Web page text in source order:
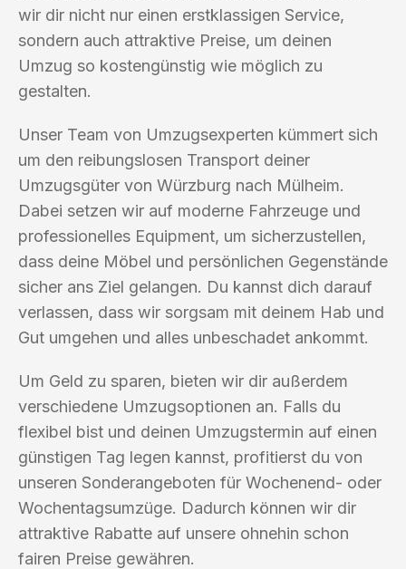
wir dir nicht nur einen erstklassigen Service,
sondern auch attraktive Preise, um deinen
Umzug so kostengünstig wie möglich zu
gestalten.
Unser Team von Umzugsexperten kümmert sich
um den reibungslosen Transport deiner
Umzugsgüter von Würzburg nach Mülheim.
Dabei setzen wir auf moderne Fahrzeuge und
professionelles Equipment, um sicherzustellen,
dass deine Möbel und persönlichen Gegenstände
sicher ans Ziel gelangen. Du kannst dich darauf
verlassen, dass wir sorgsam mit deinem Hab und
Gut umgehen und alles unbeschadet ankommt.
Um Geld zu sparen, bieten wir dir außerdem
verschiedene Umzugsoptionen an. Falls du
flexibel bist und deinen Umzugstermin auf einen
günstigen Tag legen kannst, profitierst du von
unseren Sonderangeboten für Wochenend- oder
Wochentagsumzüge. Dadurch können wir dir
attraktive Rabatte auf unsere ohnehin schon
fairen Preise gewähren.